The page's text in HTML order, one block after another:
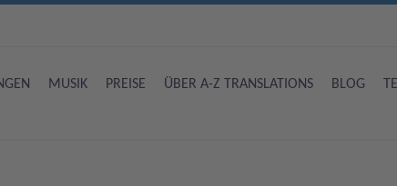
MUSIK PREISE ÜBER A-Z TRANSLATIONS BLOG